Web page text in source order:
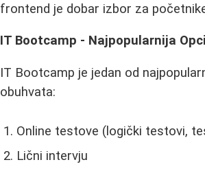
frontend je dobar izbor za
IT Bootcamp - Najpopularnija
IT Bootcamp je jedan od
obuhvata:
Online testove (logički testovi,
Lični intervju